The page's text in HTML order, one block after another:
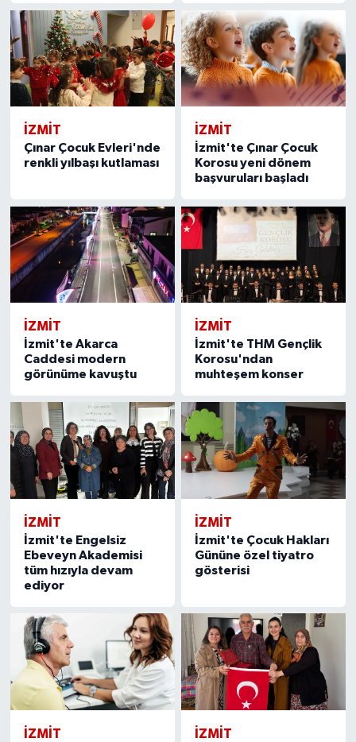
İZMİT
Çınar Çocuk Evleri'nde
renkli yılbaşı kutlaması
İZMİT
İzmit'te Çınar Çocuk
Korosu yeni dönem
başvuruları başladı
İZMİT
İzmit'te Akarca
Caddesi modern
görünüme kavuştu
İZMİT
İzmit'te THM Gençlik
Korosu'ndan
muhteşem konser
İZMİT
İzmit'te Engelsiz
Ebeveyn Akademisi
tüm hızıyla devam
ediyor
İZMİT
İzmit'te Çocuk Hakları
Gününe özel tiyatro
gösterisi
İZMİT İZMİT